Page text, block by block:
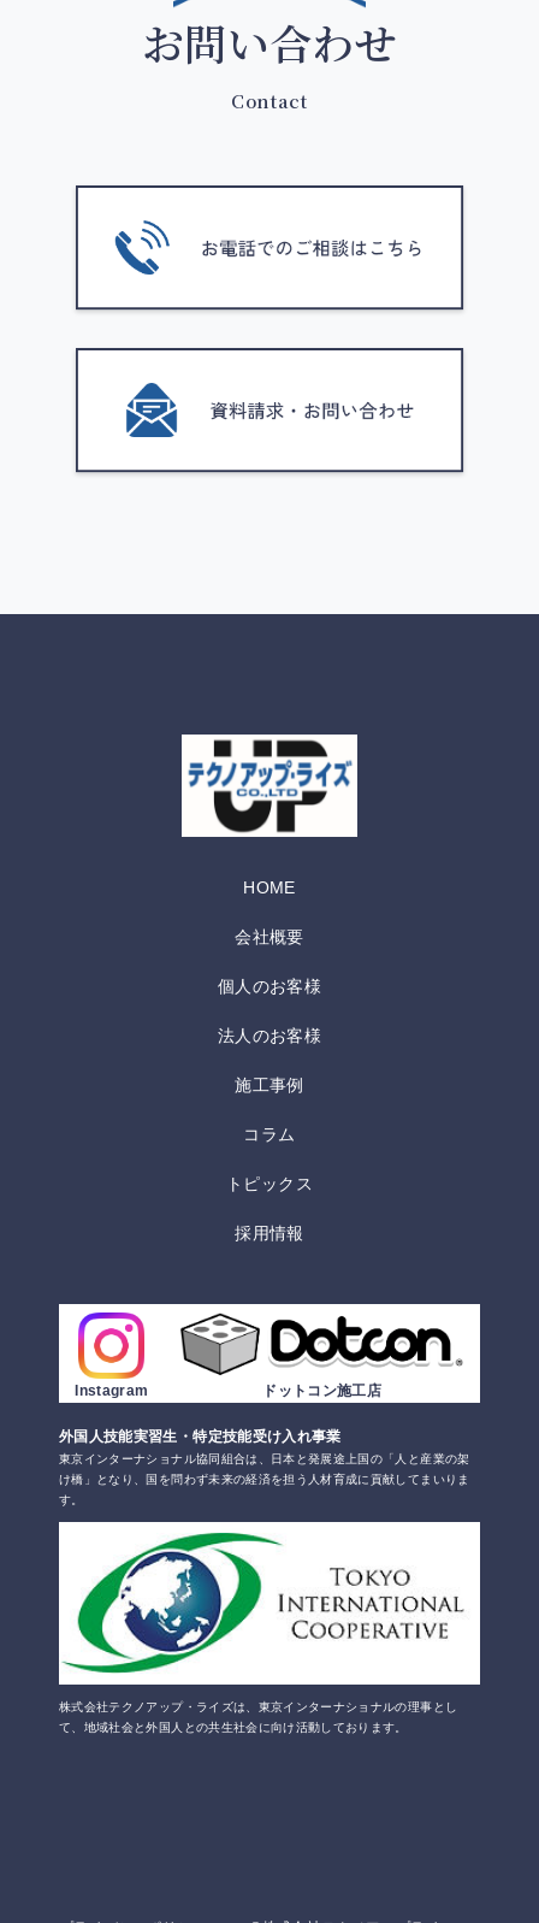
お問い合わせ
Contact
HOME
会社概要
個人のお客様
法人のお客様
施工事例
コラム
トピックス
採用情報
Instagram ドットコン施工店
外国人技能実習生・特定技能受け入れ事業
東京インターナショナル協同組合は、日本と発展途上国の「人と産業の架
け橋」となり、国を問わず未来の経済を担う人材育成に貢献してまいりま
す。
株式会社テクノアップ・ライズは、東京インターナショナルの理事とし
て、地域社会と外国人との共生社会に向け活動しております。